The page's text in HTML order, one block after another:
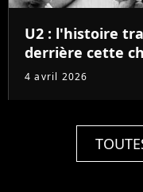
U2 : l'histoire
derrière cette
4 avril 2026